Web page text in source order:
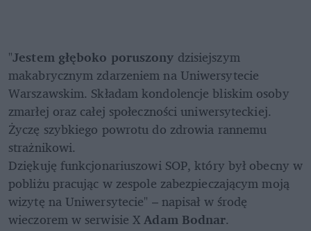
"Jestem głęboko poruszony dzisiejszym
makabrycznym zdarzeniem na Uniwersytecie
Warszawskim. Składam kondolencje bliskim osoby
zmarłej oraz całej społeczności uniwersyteckiej.
Życzę szybkiego powrotu do zdrowia rannemu
strażnikowi.
Dziękuję funkcjonariuszowi SOP, który był obecny w
pobliżu pracując w zespole zabezpieczającym moją
wizytę na Uniwersytecie" – napisał w środę
wieczorem w serwisie X Adam Bodnar.